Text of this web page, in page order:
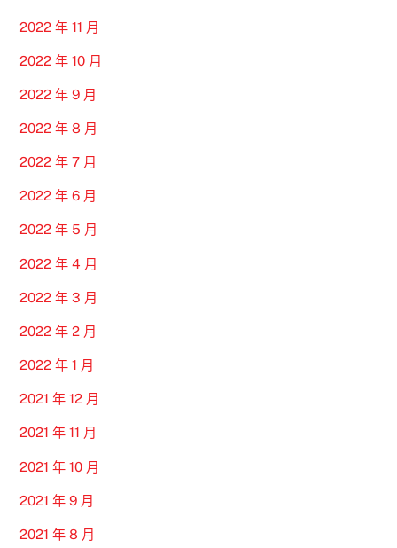
2022 年 11 月
2022 年 10 月
2022 年 9 月
2022 年 8 月
2022 年 7 月
2022 年 6 月
2022 年 5 月
2022 年 4 月
2022 年 3 月
2022 年 2 月
2022 年 1 月
2021 年 12 月
2021 年 11 月
2021 年 10 月
2021 年 9 月
2021 年 8 月